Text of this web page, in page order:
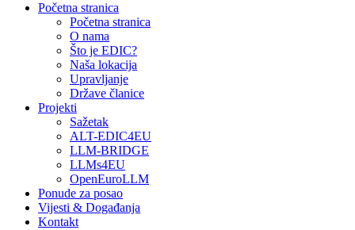
Početna stranica
Početna stranica
O nama
Što je EDIC?
Naša lokacija
Upravljanje
Države članice
Projekti
Sažetak
ALT-EDIC4EU
LLM-BRIDGE
LLMs4EU
OpenEuroLLM
Ponude za posao
Vijesti & Događanja
Kontakt